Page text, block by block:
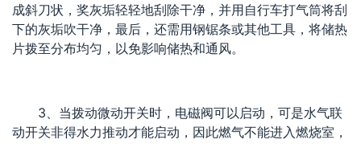
成斜刀状，奖灰垢轻轻地刮除干净，并用自行车打气筒将刮
下的灰垢吹干净，最后，还需用钢锯条或其他工具，将储热
片拨至分布均匀，以免影响储热和通风。
3、当拨动微动开关时，电磁阀可以启动，可是水气联
动开关非得水力推动才能启动，因此燃气不能进入燃烧室，